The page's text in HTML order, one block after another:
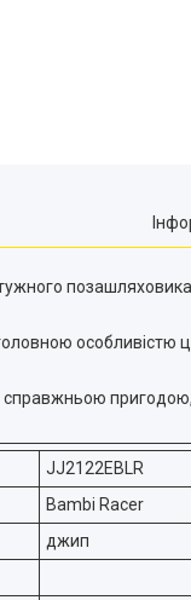
особливістю
JJ2122EBLR
Bambi Racer
джип